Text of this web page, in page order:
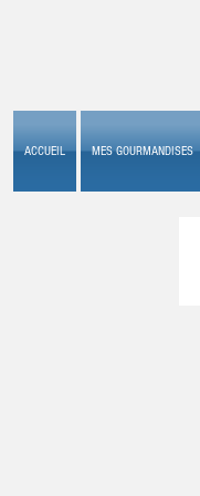
ACCUEIL MES GOURMANDISES